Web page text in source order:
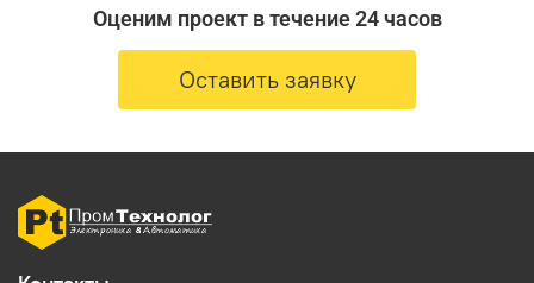
Оценим проект в течение 24 часов
Оставить заявку